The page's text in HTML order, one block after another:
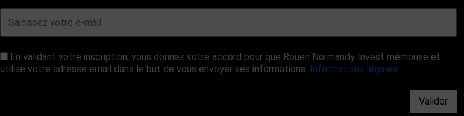
En validant votre inscription, vous donnez votre accord pour que Rouen Normandy Invest mémorise et
utilise votre adresse email dans le but de vous envoyer ses informations. Informations légales
Valider